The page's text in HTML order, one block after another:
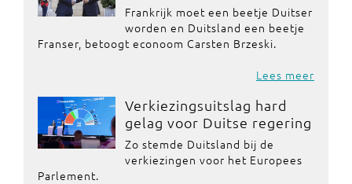
Frankrijk moet een beetje Duitser
worden en Duitsland een beetje
Franser, betoogt econoom Carsten Brzeski.
Lees meer
Verkiezingsuitslag hard
gelag voor Duitse regering
Zo stemde Duitsland bij de
verkiezingen voor het Europees
Parlement.